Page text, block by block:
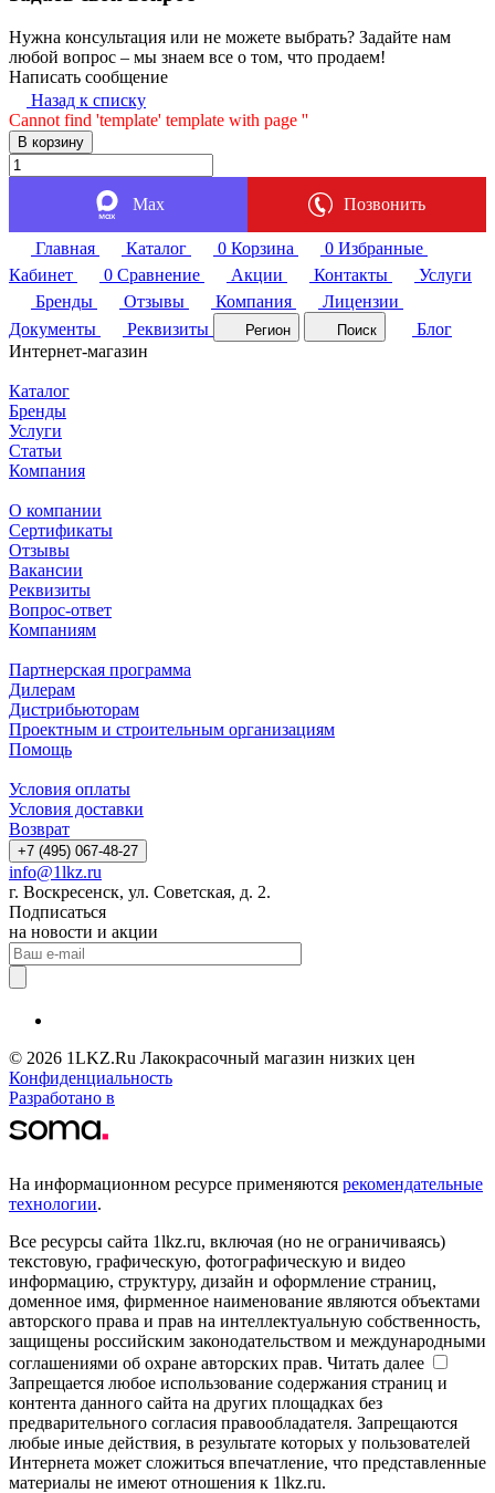
Нужна консультация или не можете выбрать? Задайте нам
любой вопрос – мы знаем все о том, что продаем!
Написать сообщение
Назад к списку
Cannot find 'template' template with page ''
В корзину
Max Позвонить
Главная Каталог 0 Корзина 0 Избранные
Кабинет
0 Сравнение Акции Контакты
Услуги
Бренды
Отзывы Компания
Лицензии
Документы
Реквизиты Регион Поиск
Блог
Интернет-магазин
Каталог
Бренды
Услуги
Статьи
Компания
О компании
Сертификаты
Отзывы
Вакансии
Реквизиты
Вопрос-ответ
Компаниям
Партнерская программа
Дилерам
Дистрибьюторам
Проектным и строительным организациям
Помощь
Условия оплаты
Условия доставки
Возврат
+7 (495) 067-48-27
info@1lkz.ru
г. Воскресенск, ул. Советская, д. 2.
Подписаться
на новости и акции
© 2026 1LKZ.Ru Лакокрасочный магазин низких цен
Конфиденциальность
Разработано в
На информационном ресурсе применяются рекомендательные
технологии.
Все ресурсы сайта 1lkz.ru, включая (но не ограничиваясь)
текстовую, графическую, фотографическую и видео
информацию, структуру, дизайн и оформление страниц,
доменное имя, фирменное наименование являются объектами
авторского права и прав на интеллектуальную собственность,
защищены российским законодательством и международными
соглашениями об охране авторских прав. Читать далее
Запрещается любое использование содержания страниц и
контента данного сайта на других площадках без
предварительного согласия правообладателя. Запрещаются
любые иные действия, в результате которых у пользователей
Интернета может сложиться впечатление, что представленные
материалы не имеют отношения к 1lkz.ru.